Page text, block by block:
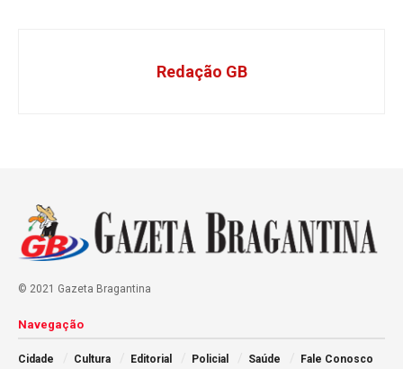
Redação GB
© 2021 Gazeta Bragantina
Navegação
Cidade Cultura Editorial Policial Saúde Fale Conosco